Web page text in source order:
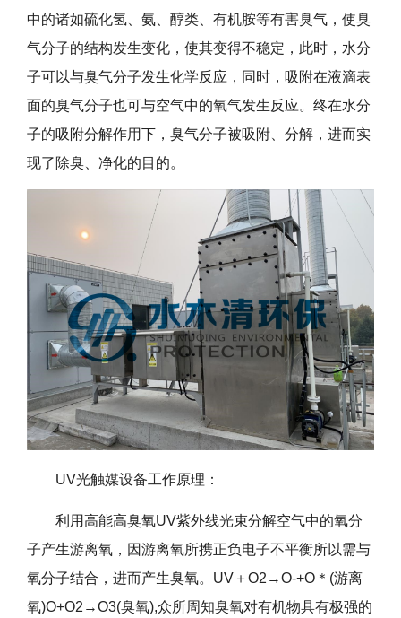
中的诸如硫化氢、氨、醇类、有机胺等有害臭气，使臭
气分子的结构发生变化，使其变得不稳定，此时，水分
子可以与臭气分子发生化学反应，同时，吸附在液滴表
面的臭气分子也可与空气中的氧气发生反应。终在水分
子的吸附分解作用下，臭气分子被吸附、分解，进而实
现了除臭、净化的目的。
UV光触媒设备工作原理：
利用高能高臭氧UV紫外线光束分解空气中的氧分
子产生游离氧，因游离氧所携正负电子不平衡所以需与
氧分子结合，进而产生臭氧。UV＋O2→O-+O＊(游离
氧)O+O2→O3(臭氧),众所周知臭氧对有机物具有极强的